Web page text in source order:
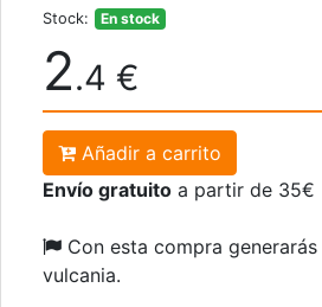
Stock: En stock
2.4 €
Añadir a carrito
Envío gratuito a partir de 35€
Con esta compra generarás
vulcania.